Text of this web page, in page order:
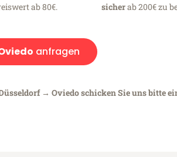
ab 80€.
sicherab 200€ zu
anfragen
→ Oviedo schicken Sie uns bitte